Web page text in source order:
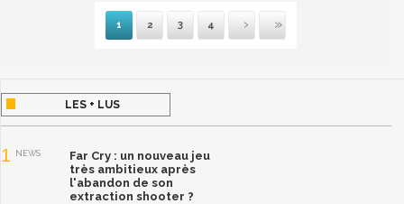
1 2 3 4
Suivante
Dernière
LES + LUS
1 NEWS
Far Cry : un nouveau jeu
très ambitieux après
l'abandon de son
extraction shooter ?